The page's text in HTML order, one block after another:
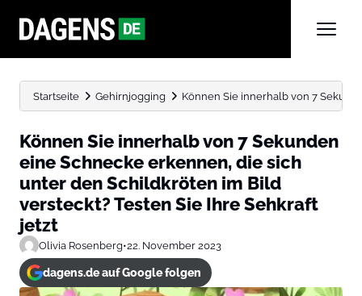
Startseite Gehirnjogging Können Sie innerhalb von 7
Können Sie innerhalb von 7 Sekunden
eine Schnecke erkennen, die sich
unter den Schildkröten im Bild
versteckt? Testen Sie Ihre Sehkraft
jetzt
Olivia Rosenberg•22. November 2023
dagens.de auf Google folgen